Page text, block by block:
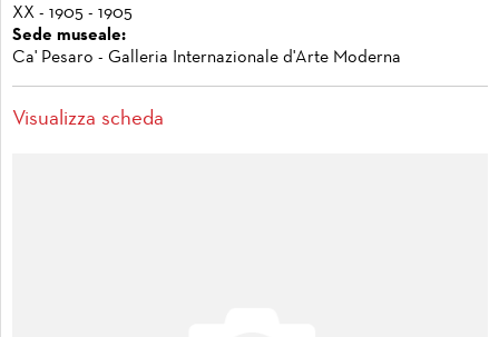
XX - 1905 - 1905
Sede museale:
Ca' Pesaro - Galleria Internazionale d'Arte Moderna
Visualizza scheda